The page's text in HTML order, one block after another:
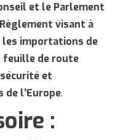
et le Parlement
Règlement visant à
importations de
feuille de route
sécurité et
de l’Europe.
: